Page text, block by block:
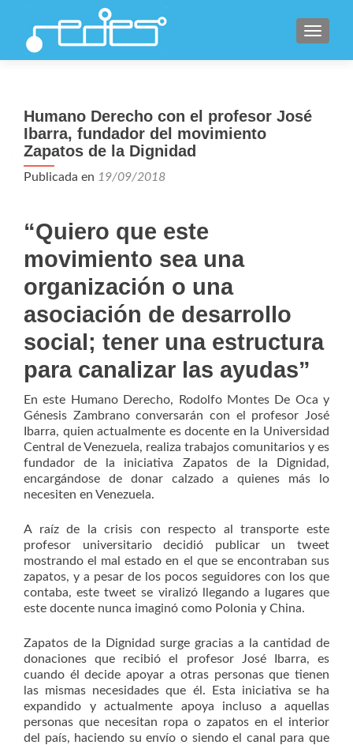
Humano Derecho con el profesor José
Ibarra, fundador del movimiento
Zapatos de la Dignidad
Publicada en 19/09/2018
“Quiero que este
movimiento sea una
organización o una
asociación de desarrollo
social; tener una estructura
para canalizar las ayudas”
En este Humano Derecho, Rodolfo Montes De Oca y
Génesis Zambrano conversarán con el profesor José
Ibarra, quien actualmente es docente en la Universidad
Central de Venezuela, realiza trabajos comunitarios y es
fundador de la iniciativa Zapatos de la Dignidad,
encargándose de donar calzado a quienes más lo
necesiten en Venezuela.
A raíz de la crisis con respecto al transporte este
profesor universitario decidió publicar un tweet
mostrando el mal estado en el que se encontraban sus
zapatos, y a pesar de los pocos seguidores con los que
contaba, este tweet se viralizó llegando a lugares que
este docente nunca imaginó como Polonia y China.
Zapatos de la Dignidad surge gracias a la cantidad de
donaciones que recibió el profesor José Ibarra, es
cuando él decide apoyar a otras personas que tienen
las mismas necesidades que él. Esta iniciativa se ha
expandido y actualmente apoya incluso a aquellas
personas que necesitan ropa o zapatos en el interior
del país, haciendo su envío o siendo el canal para que